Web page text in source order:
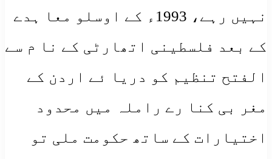
نہیں رہے، 1993ء کے اوسلو معا ہدے
کے بعد فلسطینی اتھارٹی کے نا م سے
الفتح تنظیم کو دریا ئے اردن کے
مغر بی کنا رے راملہ میں محدود
اختیارات کے ساتھ حکومت ملی تو